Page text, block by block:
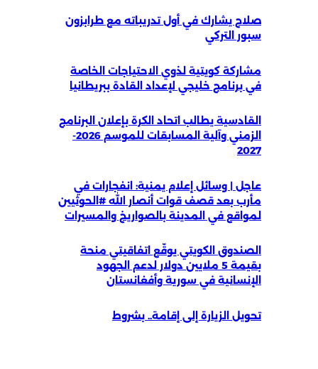
صلاح يشارك في أول تدريباته مع طرابزون
سبور التركي
مشاركة كويتية لذوي الاحتياجات الخاصة
في برنامج خليجي لإعداد القادة ببريطانيا
القادسية يطالب اتحاد الكرة بإعلان البرنامج
الزمني وآلية المسابقات للموسم 2026-
2027
عاجل | وسائل إعلام يمنية: انفجارات في
مأرب بعد قصف قوات أنصار الله #الحوثيين
لمواقع في المدينة بالصواريخ والمسيرات
الصندوق الكويتي يوقّع اتفاقيتي منحة
بقيمة 5 ملايين دولار لدعم الجهود
الإنسانية في سورية وأفغانستان
تحويل الزيارة إلى إقامة.. بشروط